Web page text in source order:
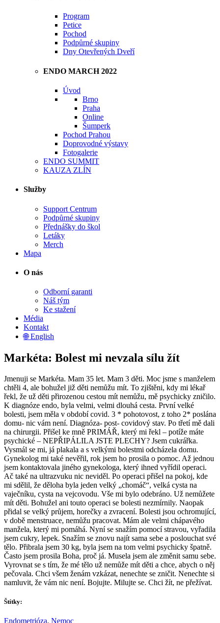
Program
Petice
Pochod
Podpůrné skupiny
Dny Otevřených Dveří
ENDO MARCH 2022
Úvod
Brno
Praha
Online
Šumperk
Pochod Prahou
Doprovodné výstavy
Fotogalerie
ENDO SUMMIT
KAUZA ZLÍN
Služby
Support Centrum
Podpůrné skupiny
Přednášky do škol
Letáky
Merch
Mapa
O nás
Odborní garanti
Náš tým
Ke stažení
Média
Kontakt
🌐 English
Markéta: Bolest mi nevzala sílu žít
Jmenuji se Markéta. Mam 35 let. Mam 3 děti. Moc jsme s manželem
chtěli 4, ale bohužel již děti nemůžu mít. To zjištěni, kdy mi lékař
řekl, že už děti přirozenou cestou mít nemůžu, mě psychicky zničilo.
K diagnóze endo, byla velmi, velmi dlouhá cesta. První velké
bolesti, jsem měla v období covid. 3 * pohotovost, z toho 2* poslána
domu- nic vám není. Diagnóza- post- covidový stav. Po třetí mě dali
na chirurgii. Přišel ke mně PRIMÁŘ, který mi řekl – potíže máte
psychické – NEPŘIPÁLILA JSTE PLECHY? Jsem cukrářka.
Vysmál se mi, já plakala a s velkými bolestmi odcházela domu.
Gynekolog mi také nevěřil, rok jsem ho prosila o pomoc. Až jednou
jsem kontaktovala jiného gynekologa, který ihned vyřídil operaci.
Ač také na ultrazvuku nic neviděl. Po operaci přišel na pokoj, kde
mi sdělil, že děloha byla jeden velký „chomáč“, velká cysta na
vaječníku, cysta na vejcovodu. Vše mi bylo odebráno. Už nemůžete
mít děti. Bohužel ani touto operaci se bolesti nezmírnily. Naopak
přidal se velký průjem, horečky a zvracení. Bolesti jsou ochromující,
v době menstruace, nemůžu pracovat. Mám ale velmi chápavého
manžela, který mi pomáhá. Nyní se snažím pomocí stravou, vyřadila
jsem cukry, lepek. Snažím se znovu najít sama sebe a poslouchat své
tělo. Přibrala jsem 30 kg, byla jsem na tom velmi psychicky špatně.
Často jsem prosila Boha, proč já. Musela jsem ale změnit samu sebe.
Vyrovnat se s tím, že mé tělo už nemůže mít děti a chce, abych o něj
pečovala. Chci všem ženám vzkázat, nenechte se zničit. Nenechte si
namluvit, že vám nic není. Bojujte. Milujte se. Chci žít, ne přežívat.
Štítky:
Endometrióza, Nemoc